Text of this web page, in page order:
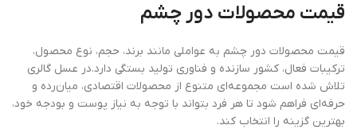
قیمت محصولات دور چشم
قیمت محصولات دور چشم به عواملی مانند برند، حجم، نوع محصول،
ترکیبات فعال، کشور سازنده و فناوری تولید بستگی دارد.در عسل گالری
تلاش شده است مجموعه‌ای متنوع از محصولات اقتصادی، میان‌رده و
حرفه‌ای فراهم شود تا هر فرد بتواند با توجه به نیاز پوست و بودجه خود،
بهترین گزینه را انتخاب کند.